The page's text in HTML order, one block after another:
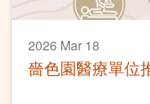
2026 Mar 18
嗇色園醫療單位